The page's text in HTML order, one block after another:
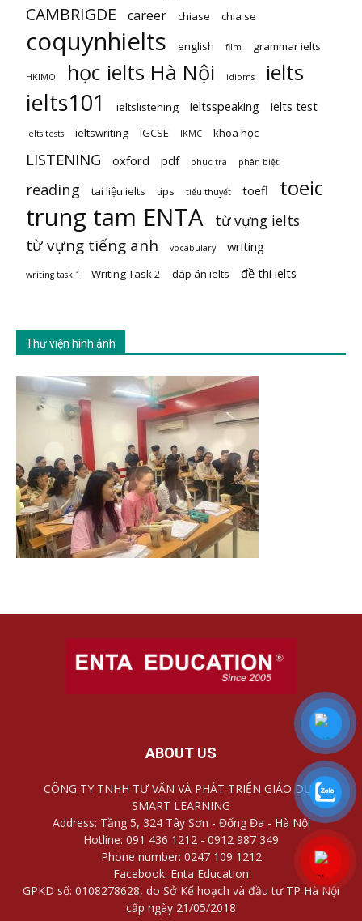
CAMBRIGDE career chiase chia se
coquynhielts english film grammar ielts
HKIMO học ielts Hà Nội idioms ielts
ielts101 ieltslistening ieltsspeaking ielts test
ielts tests ieltswriting IGCSE IKMC khoa học
LISTENING oxford pdf phuc tra phân biệt
reading tai liệu ielts tips tiểu thuyết toefl toeic
trung tam ENTA từ vựng ielts
từ vựng tiếng anh vocabulary writing
writing task 1 Writing Task 2 đáp án ielts đề thi ielts
Thư viện hình ảnh
ABOUT US
CÔNG TY TNHH TƯ VẤN VÀ PHÁT TRIỂN GIÁO DỤC
SMART LEARNING
Address: Tầng 5, 324 Tây Sơn - Đống Đa - Hà Nội
Hotline: 091 436 1212 - 0912 987 349
Phone number: 0247 109 1212
Facebook: Enta Education
GPKD số: 0108278628, do Sở Kế hoạch và đầu tư TP Hà Nội
cấp ngày 21/05/2018